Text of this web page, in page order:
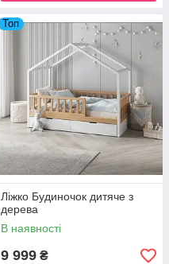
Топ
Ліжко Будиночок дитяче з
дерева
В наявності
9 999 ₴